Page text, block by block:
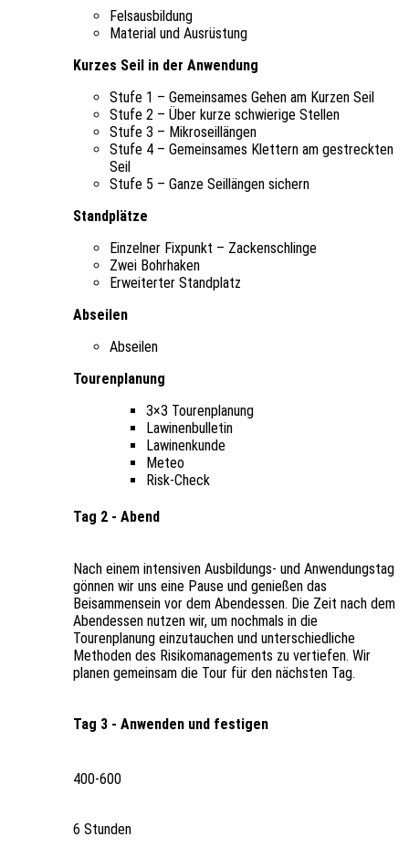
Felsausbildung
Material und Ausrüstung
Kurzes Seil in der Anwendung
Stufe 1 – Gemeinsames Gehen am Kurzen Seil
Stufe 2 – Über kurze schwierige Stellen
Stufe 3 – Mikroseillängen
Stufe 4 – Gemeinsames Klettern am gestreckten
Seil
Stufe 5 – Ganze Seillängen sichern
Standplätze
Einzelner Fixpunkt – Zackenschlinge
Zwei Bohrhaken
Erweiterter Standplatz
Abseilen
Abseilen
Tourenplanung
3×3 Tourenplanung
Lawinenbulletin
Lawinenkunde
Meteo
Risk-Check
Tag 2 - Abend
Nach einem intensiven Ausbildungs- und Anwendungstag
gönnen wir uns eine Pause und genießen das
Beisammensein vor dem Abendessen. Die Zeit nach dem
Abendessen nutzen wir, um nochmals in die
Tourenplanung einzutauchen und unterschiedliche
Methoden des Risikomanagements zu vertiefen. Wir
planen gemeinsam die Tour für den nächsten Tag.
Tag 3 - Anwenden und festigen
400-600
6 Stunden